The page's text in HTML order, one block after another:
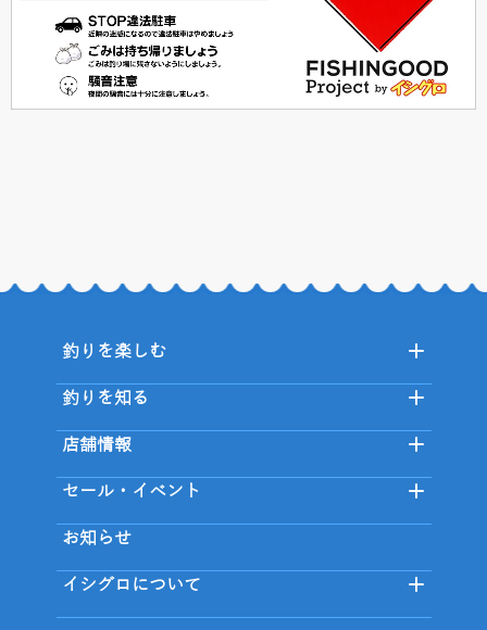
釣りを楽しむ
釣りを知る
店舗情報
セール・イベント
お知らせ
イシグロについて